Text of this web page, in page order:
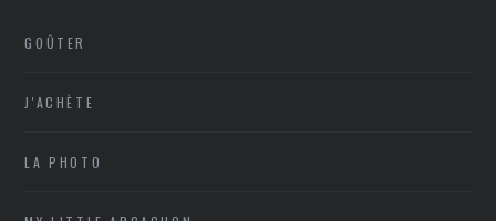
GOÛTER
J'ACHÈTE
LA PHOTO